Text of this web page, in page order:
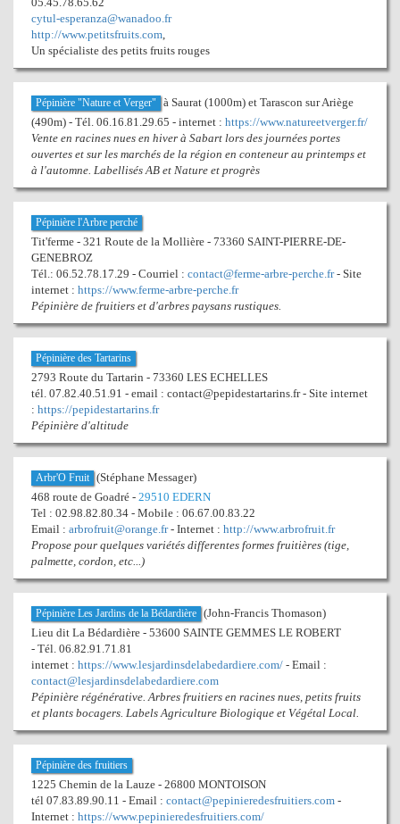
cytul-esperanza@wanadoo.fr
http://www.petitsfruits.com,
Un spécialiste des petits fruits rouges
Pépinière "Nature et Verger"
à Saurat (1000m) et Tarascon sur Ariège
(490m) - Tél. 06.16.81.29.65 - internet : https://www.natureetverger.fr/
Vente en racines nues en hiver à Sabart lors des journées portes
ouvertes et sur les marchés de la région en conteneur au printemps et
à l'automne. Labellisés AB et Nature et progrès
Pépinière l'Arbre perché
Tit'ferme - 321 Route de la Mollière - 73360 SAINT-PIERRE-DE-
GENEBROZ
Tél.: 06.52.78.17.29 - Courriel : contact@ferme-arbre-perche.fr- Site
internet : https://www.ferme-arbre-perche.fr
Pépinière de fruitiers et d'arbres paysans rustiques.
Pépinière des Tartarins
2793 Route du Tartarin - 73360 LES ECHELLES
tél. 07.82.40.51.91 - email : contact@pepidestartarins.fr - Site internet
: https://pepidestartarins.fr
Pépinière d'altitude
Arbr'O Fruit (Stéphane Messager)
468 route de Goadré - 29510 EDERN
Tel : 02.98.82.80.34 - Mobile : 06.67.00.83.22
Email : arbrofruit@orange.fr- Internet : http://www.arbrofruit.fr
Propose pour quelques variétés differentes formes fruitières (tige,
palmette, cordon, etc...)
Pépinière Les Jardins de la Bédardière (John-Francis Thomason)
Lieu dit La Bédardière - 53600 SAINTE GEMMES LE ROBERT
- Tél. 06.82.91.71.81
internet : https://www.lesjardinsdelabedardiere.com/ - Email :
contact@lesjardinsdelabedardiere.com
Pépinière régénérative. Arbres fruitiers en racines nues, petits fruits
et plants bocagers. Labels Agriculture Biologique et Végétal Local.
Pépinière des fruitiers
1225 Chemin de la Lauze - 26800 MONTOISON
tél 07.83.89.90.11 - Email : contact@pepinieredesfruitiers.com -
Internet : https://www.pepinieredesfruitiers.com/